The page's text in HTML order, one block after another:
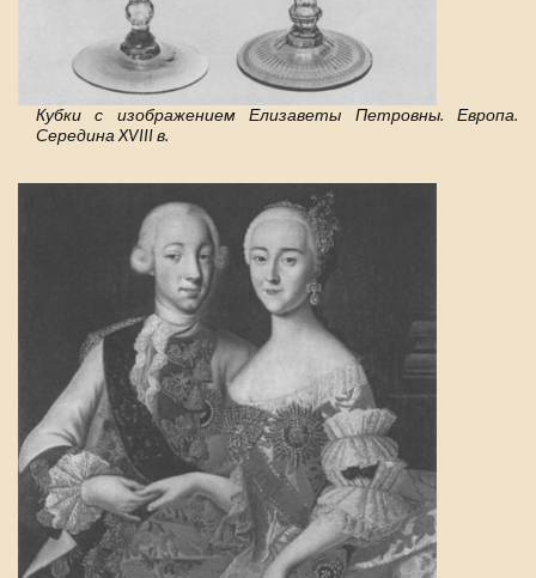
Кубки с изображением Елизаветы Петровны. Европа.
Середина XVIII в.